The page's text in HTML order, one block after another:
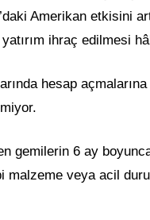
Amerikan etkisini
ihraç edilmesi
hesap
gemilerin 6 ay
malzeme veya acil